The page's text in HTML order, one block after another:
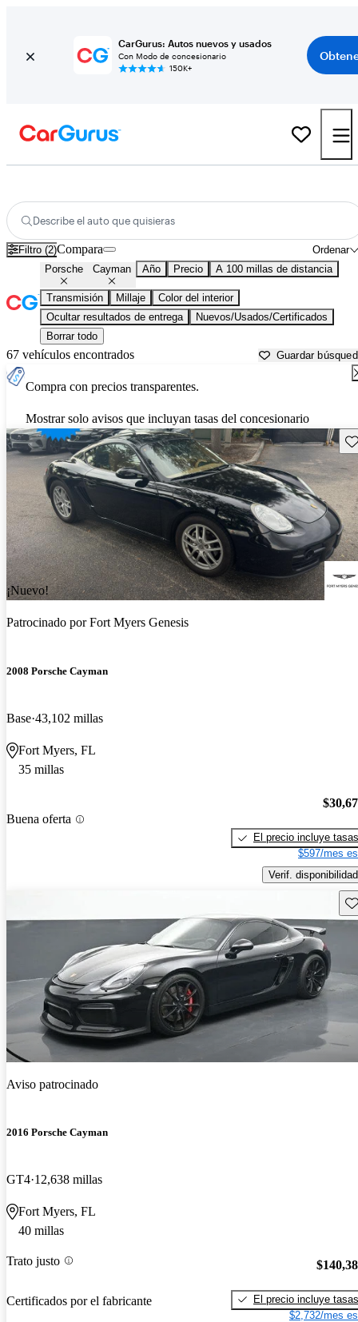
CarGurus: Autos nuevos y usados
Con Modo de concesionario
150K+
Describe el auto que quisieras
Filtro (2) Ordenar
Compara
Porsche Cayman Año Precio A 100 millas de distancia
Transmisión Millaje
Color del interior
Ocultar resultados de entrega
Nuevos/Usados/Certificados
Borrar todo
67 vehículos encontrados Guardar
Compra con precios transparentes.
Mostrar solo avisos que incluyan tasas del concesionario
¡Nuevo!
Patrocinado porFort Myers Genesis
2008 Porsche Cayman
Base 43,102 millas
Fort Myers, FL
35 millas
Buena oferta
El precio incluye tasas
$597/mes
Verif. disponibilidad
Aviso patrocinado
2016 Porsche Cayman
GT4 12,638 millas
Fort Myers, FL
40 millas
Trato justo
Certificados por el fabricante
El precio incluye tasas
$2,732/mes